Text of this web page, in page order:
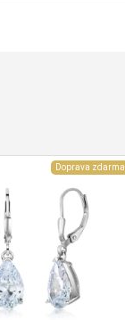
Doprava zdarma